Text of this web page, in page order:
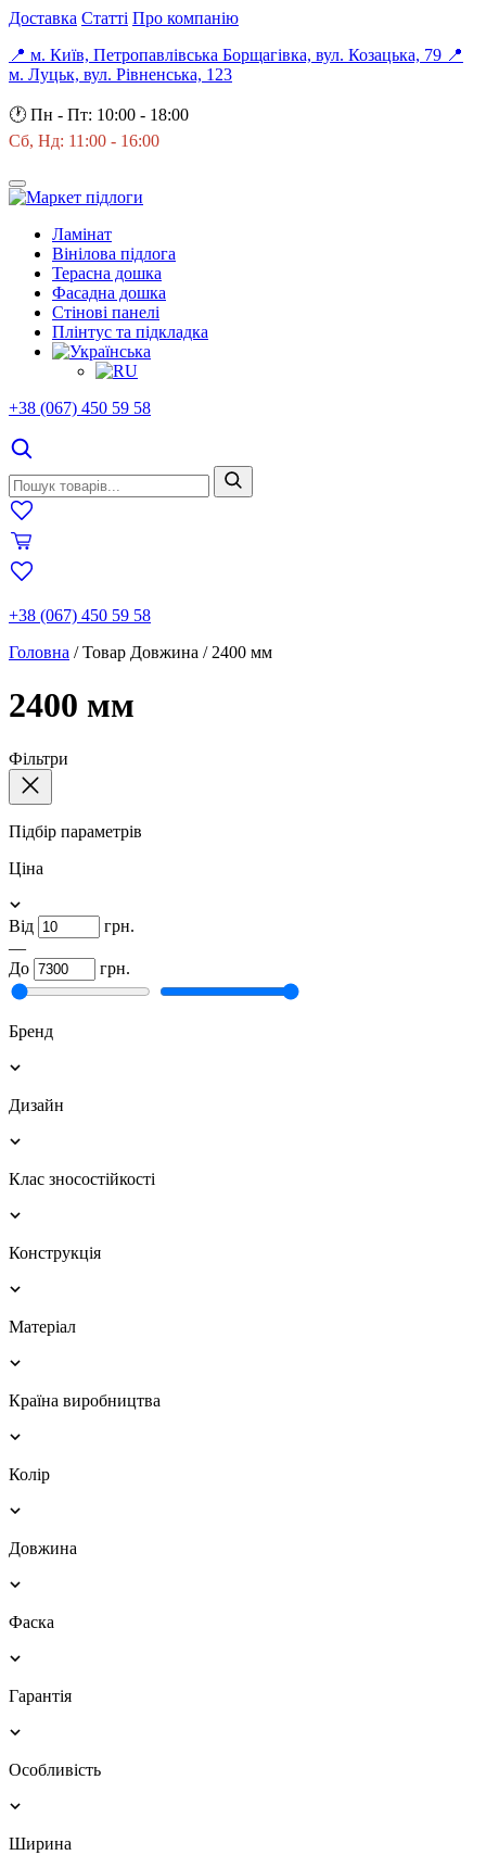
Доставка Статті Про компанію
📍 м. Київ, Петропавлівська Борщагівка, вул. Козацька, 79 📍
м. Луцьк, вул. Рівненська, 123
🕐 Пн - Пт: 10:00 - 18:00
Сб, Нд: 11:00 - 16:00
Ламінат
Вінілова підлога
Терасна дошка
Фасадна дошка
Стінові панелі
Плінтус та підкладка
+38 (067) 450 59 58
+38 (067) 450 59 58
Головна /Товар Довжина / 2400 мм
2400 мм
Фільтри
Підбір параметрів
Ціна
Від
грн.
—
До
грн.
Бренд
Дизайн
Клас зносостійкості
Конструкція
Матеріал
Країна виробництва
Колір
Довжина
Фаска
Гарантія
Особливість
Ширина